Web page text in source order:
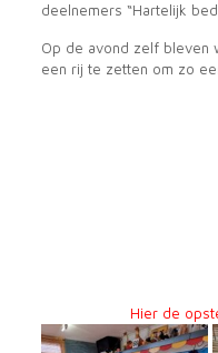
deelnemers “Hartelijk
Op de avond zelf bleven
een rij te zetten om zo
Hier de